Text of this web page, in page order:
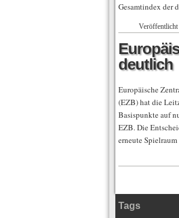
Gesamtindex der
deutlich
Europäische
(EZB) hat die
Basispunkte auf
EZB. Die
erneute
Tags